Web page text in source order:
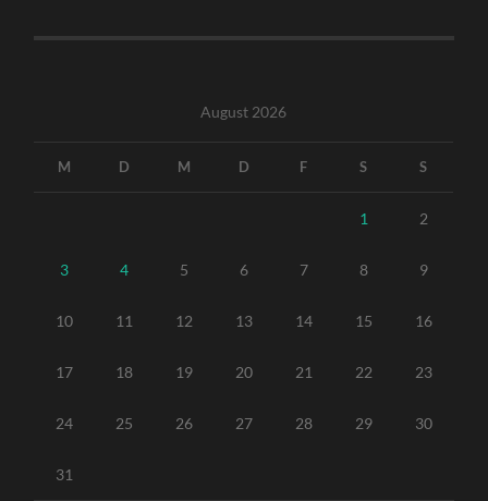
August 2026
M D M D F S S
1 2
3 4 5 6 7 8 9
10 11 12 13 14 15 16
17 18 19 20 21 22 23
24 25 26 27 28 29 30
31